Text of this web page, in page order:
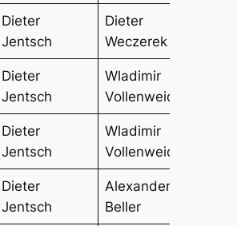
Dieter
Jentsch
Dieter
Weczerek
Dieter
Jentsch
Wladimir
Vollenweider
Dieter
Jentsch
Wladimir
Vollenweider
Dieter
Jentsch
Alexander
Beller